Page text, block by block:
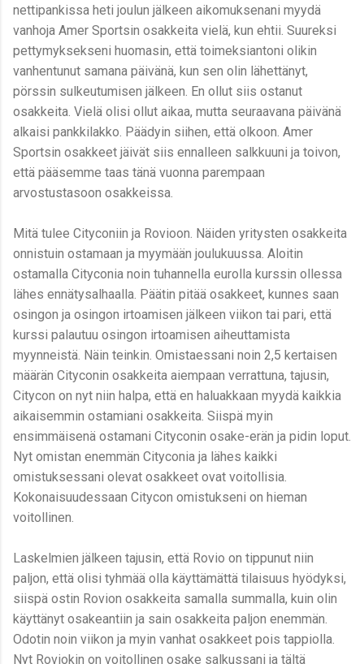
nettipankissa heti joulun jälkeen aikomuksenani myydä
vanhoja Amer Sportsin osakkeita vielä, kun ehtii. Suureksi
pettymyksekseni huomasin, että toimeksiantoni olikin
vanhentunut samana päivänä, kun sen olin lähettänyt,
pörssin sulkeutumisen jälkeen. En ollut siis ostanut
osakkeita. Vielä olisi ollut aikaa, mutta seuraavana päivänä
alkaisi pankkilakko. Päädyin siihen, että olkoon. Amer
Sportsin osakkeet jäivät siis ennalleen salkkuuni ja toivon,
että pääsemme taas tänä vuonna parempaan
arvostustasoon osakkeissa.
Mitä tulee Cityconiin ja Rovioon. Näiden yritysten osakkeita
onnistuin ostamaan ja myymään joulukuussa. Aloitin
ostamalla Cityconia noin tuhannella eurolla kurssin ollessa
lähes ennätysalhaalla. Päätin pitää osakkeet, kunnes saan
osingon ja osingon irtoamisen jälkeen viikon tai pari, että
kurssi palautuu osingon irtoamisen aiheuttamista
myynneistä. Näin teinkin. Omistaessani noin 2,5 kertaisen
määrän Cityconin osakkeita aiempaan verrattuna, tajusin,
Citycon on nyt niin halpa, että en haluakkaan myydä kaikkia
aikaisemmin ostamiani osakkeita. Siispä myin
ensimmäisenä ostamani Cityconin osake-erän ja pidin loput.
Nyt omistan enemmän Cityconia ja lähes kaikki
omistuksessani olevat osakkeet ovat voitollisia.
Kokonaisuudessaan Citycon omistukseni on hieman
voitollinen.
Laskelmien jälkeen tajusin, että Rovio on tippunut niin
paljon, että olisi tyhmää olla käyttämättä tilaisuus hyödyksi,
siispä ostin Rovion osakkeita samalla summalla, kuin olin
käyttänyt osakeantiin ja sain osakkeita paljon enemmän.
Odotin noin viikon ja myin vanhat osakkeet pois tappiolla.
Nyt Roviokin on voitollinen osake salkussani ja tältä